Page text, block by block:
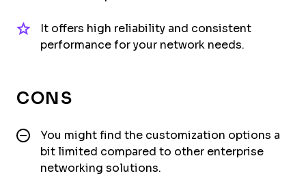
It offers high reliability and consistent
performance for your network needs.
CONS
You might find the customization options a
bit limited compared to other enterprise
networking solutions.